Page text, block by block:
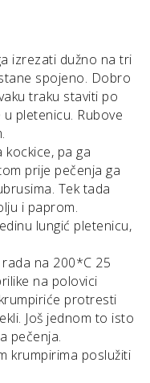
izrezati dužno na tri
spojeno. Dobro
traku staviti po
pletenicu. Rubove
pa ga
prije pečenja ga
Tek tada
i paprom.
lungić pletenicu,
na 200*C 25
na polovici
protresti
Još jednom to isto
pečenja.
krumpirima poslužiti